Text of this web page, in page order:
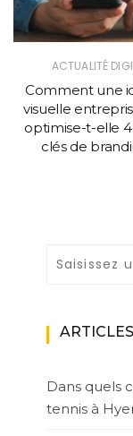
ACTUALITÉ
Comment une
visuelle
optimise-t-elle 4
clés de
Dans quels
tennis à